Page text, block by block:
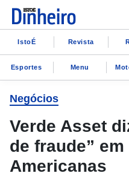
IstoÉ Revista
Esportes Menu
Negócios
Verde Asset
de fraude”
Americanas